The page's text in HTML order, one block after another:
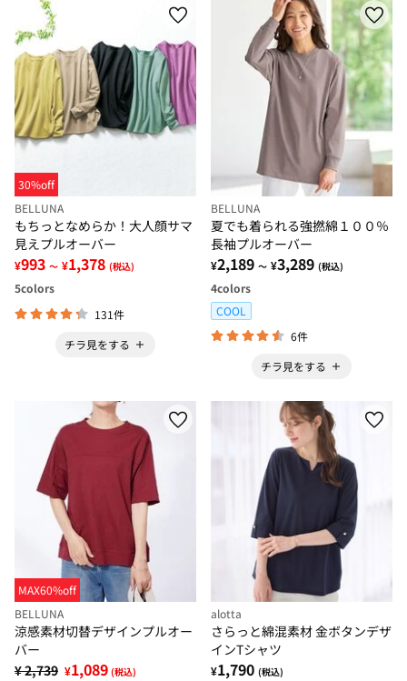
30%off
BELLUNA
もちっとなめらか！大人顔サマ
見えプルオーバー
¥993 ～ ¥1,378 (税込)
5colors
131件
チラ見をする
BELLUNA
夏でも着られる強撚綿１００％
長袖プルオーバー
¥2,189 ～ ¥3,289 (税込)
4colors
COOL
6件
チラ見をする
MAX60%off
BELLUNA
涼感素材切替デザインプルオー
バー
¥ 2,739 ¥1,089 (税込)
alotta
さらっと綿混素材 金ボタンデザ
インTシャツ
¥1,790 (税込)